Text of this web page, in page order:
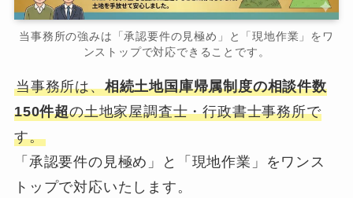
当事務所の強みは「承認要件の見極め」と「現地作業」をワ
ンストップで対応できることです。
当事務所は、相続土地国庫帰属制度の相談件数
150件超の土地家屋調査士・行政書士事務所で
す。
「承認要件の見極め」と「現地作業」をワンス
トップで対応いたします。